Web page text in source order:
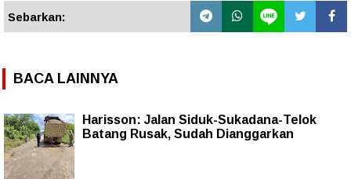
Sebarkan:
BACA LAINNYA
Harisson: Jalan Siduk-Sukadana-Telok
Batang Rusak, Sudah Dianggarkan